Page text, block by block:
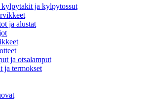
kylpytakit ja kylpytossut
ja alustat
ja otsalamput
ja termokset